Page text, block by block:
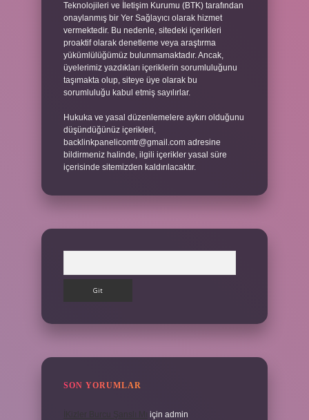
Teknolojileri ve İletişim Kurumu (BTK) tarafından
onaylanmış bir Yer Sağlayıcı olarak hizmet
vermektedir. Bu nedenle, sitedeki içerikleri
proaktif olarak denetleme veya araştırma
yükümlülüğümüz bulunmamaktadır. Ancak,
üyelerimiz yazdıkları içeriklerin sorumluluğunu
taşımakta olup, siteye üye olarak bu
sorumluluğu kabul etmiş sayılırlar.
Hukuka ve yasal düzenlemelere aykırı olduğunu
düşündüğünüz içerikleri,
backlinkpanelicomtr@gmail.com adresine
bildirmeniz halinde, ilgili içerikler yasal süre
içerisinde sitemizden kaldırılacaktır.
SON YORUMLAR
için admin